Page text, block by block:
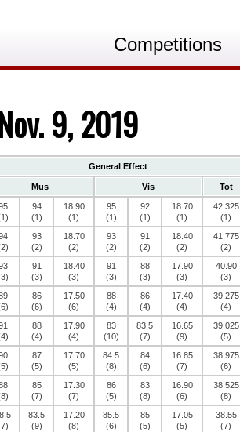
Competitions
9, 2019
General Effect
Mus Vis Tot
94
(1)
18.90
(1)
95
(1)
92
(1)
18.70
(1)
42.325
(1)
93
(2)
18.70
(2)
93
(2)
91
(2)
18.40
(2)
41.775
(2)
91
(3)
18.40
(3)
91
(3)
88
(3)
17.90
(3)
40.90
(3)
86
(6)
17.50
(6)
88
(4)
86
(4)
17.40
(4)
39.275
(4)
88
(4)
17.90
(4)
83
(10)
83.5
(7)
16.65
(9)
39.025
(5)
87
(5)
17.70
(5)
84.5
(8)
84
(6)
16.85
(7)
38.975
(6)
85
(7)
17.30
(7)
86
(5)
83
(8)
16.90
(6)
38.525
(8)
83.5
(9)
17.20
(8)
85.5
(6)
85
(5)
17.05
(5)
38.55
(7)